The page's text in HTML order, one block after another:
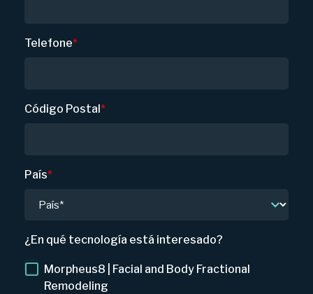
Telefone*
Código Postal*
País*
¿En qué tecnología está interesado?
Morpheus8 | Facial and Body Fractional
Remodeling